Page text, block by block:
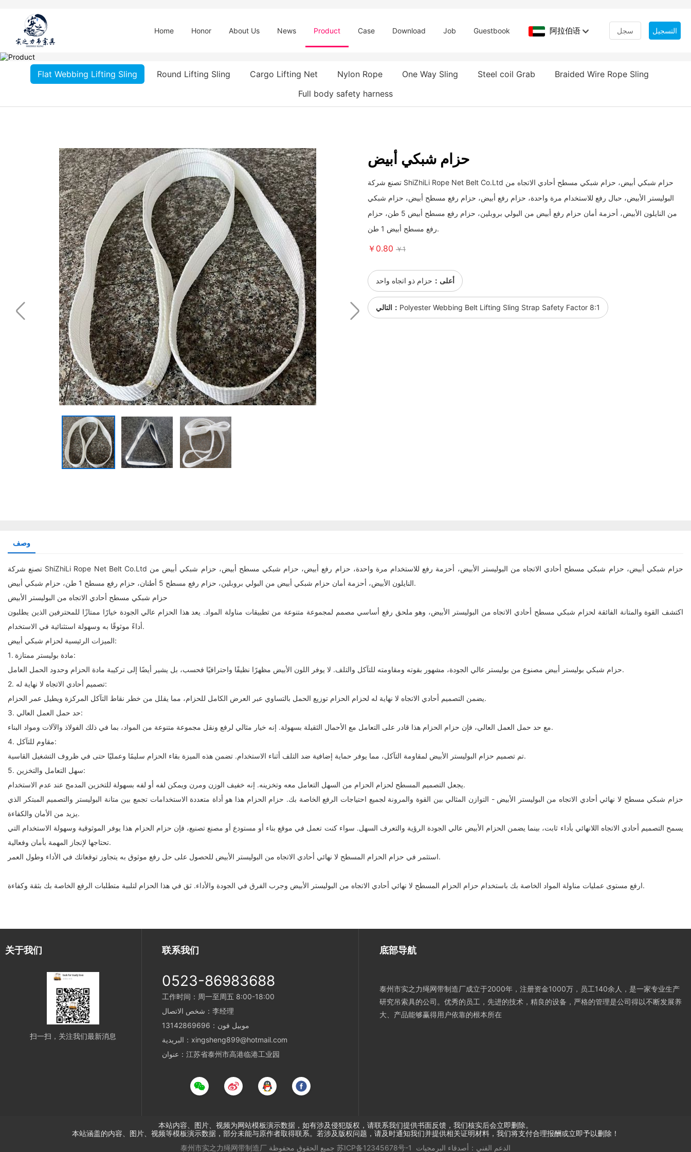
سجل التسجيل 阿拉伯语
Home Honor About Us News Product Case Download Job Guestbook
Flat Webbing Lifting Sling Round Lifting Sling Cargo Lifting Net Nylon Rope One Way Sling Steel coil Grab
Braided Wire Rope Sling
Full body safety harness
حزام شبكي أبيض
تصنع شركة ShiZhiLi Rope Net Belt Co.Ltd حزام شبكي أبيض، حزام شبكي مسطح أحادي الاتجاه من
البوليستر الأبيض، حبال رفع للاستخدام مرة واحدة، حزام رفع أبيض، حزام رفع مسطح أبيض، حزام شبكي
من النايلون الأبيض، أحزمة أمان حزام رفع أبيض من البولي بروبلين، حزام رفع مسطح أبيض 5 طن، حزام
رفع مسطح أبيض 1 طن.
￥0.80 ￥1
أعلى： حزام ذو اتجاه واحد
التالي： Polyester Webbing Belt Lifting Sling Strap Safety Factor 8:1
وصف
تصنع شركة ShiZhiLi Rope Net Belt Co.Ltd حزام شبكي أبيض، حزام شبكي مسطح أحادي الاتجاه من البوليستر الأبيض، أحزمة رفع للاستخدام مرة واحدة، حزام رفع أبيض، حزام شبكي مسطح أبيض، حزام شبكي أبيض من
النايلون الأبيض، أحزمة أمان حزام شبكي أبيض من البولي بروبلين، حزام رفع مسطح 5 أطنان، حزام رفع مسطح 1 طن، حزام شبكي أبيض.
حزام شبكي مسطح أحادي الاتجاه من البوليستر الأبيض
اكتشف القوة والمتانة الفائقة لحزام شبكي مسطح أحادي الاتجاه من البوليستر الأبيض، وهو ملحق رفع أساسي مصمم لمجموعة متنوعة من تطبيقات مناولة المواد. يعد هذا الحزام عالي الجودة خيارًا ممتازًا للمحترفين الذين يطلبون
أداءً موثوقًا به وسهولة استثنائية في الاستخدام.
الميزات الرئيسية لحزام شبكي أبيض:
1. مادة بوليستر ممتازة:
حزام شبكي بوليستر أبيض مصنوع من بوليستر عالي الجودة، مشهور بقوته ومقاومته للتآكل والتلف. لا يوفر اللون الأبيض مظهرًا نظيفًا واحترافيًا فحسب، بل يشير أيضًا إلى تركيبة مادة الحزام وحدود الحمل العامل.
2. تصميم أحادي الاتجاه لا نهاية له:
يضمن التصميم أحادي الاتجاه لا نهاية له لحزام الحزام توزيع الحمل بالتساوي عبر العرض الكامل للحزام، مما يقلل من خطر نقاط التآكل المركزة ويطيل عمر الحزام.
3. حد حمل العمل العالي:
مع حد حمل العمل العالي، فإن حزام الحزام هذا قادر على التعامل مع الأحمال الثقيلة بسهولة. إنه خيار مثالي لرفع ونقل مجموعة متنوعة من المواد، بما في ذلك الفولاذ والآلات ومواد البناء.
4. مقاوم للتآكل:
تم تصميم حزام البوليستر الأبيض لمقاومة التآكل، مما يوفر حماية إضافية ضد التلف أثناء الاستخدام. تضمن هذه الميزة بقاء الحزام سليمًا وعمليًا حتى في ظروف التشغيل القاسية.
5. سهل التعامل والتخزين:
يجعل التصميم المسطح لحزام الحزام من السهل التعامل معه وتخزينه. إنه خفيف الوزن ومرن ويمكن لفه أو لفه بسهولة للتخزين المدمج عند عدم الاستخدام.
حزام شبكي مسطح لا نهائي أحادي الاتجاه من البوليستر الأبيض - التوازن المثالي بين القوة والمرونة لجميع احتياجات الرفع الخاصة بك. حزام الحزام هذا هو أداة متعددة الاستخدامات تجمع بين متانة البوليستر والتصميم المبتكر الذي
يزيد من الأمان والكفاءة.
يسمح التصميم أحادي الاتجاه اللانهائي بأداء ثابت، بينما يضمن الحزام الأبيض عالي الجودة الرؤية والتعرف السهل. سواء كنت تعمل في موقع بناء أو مستودع أو مصنع تصنيع، فإن حزام الحزام هذا يوفر الموثوقية وسهولة الاستخدام التي
تحتاجها لإنجاز المهمة بأمان وفعالية.
استثمر في حزام الحزام المسطح لا نهائي أحادي الاتجاه من البوليستر الأبيض للحصول على حل رفع موثوق به يتجاوز توقعاتك في الأداء وطول العمر.
ارفع مستوى عمليات مناولة المواد الخاصة بك باستخدام حزام الحزام المسطح لا نهائي أحادي الاتجاه من البوليستر الأبيض وجرب الفرق في الجودة والأداء. ثق في هذا الحزام لتلبية متطلبات الرفع الخاصة بك بثقة وكفاءة.
关于我们
扫一扫，关注我们最新消息
联系我们
0523-86983688
工作时间：周一至周五 8:00-18:00
شخص الاتصال：李经理
موبيل فون：13142869696
البريدية：xingsheng899@hotmail.com
عنوان：江苏省泰州市高港临港工业园
底部导航
泰州市实之力绳网带制造厂成立于2000年，注册资金1000万，员工140余人，是一家专业生产
研究吊索具的公司。优秀的员工，先进的技术，精良的设备，严格的管理是公司得以不断发展养
大、产品能够赢得用户依靠的根本所在
本站内容、图片、视频为网站模板演示数据，如有涉及侵犯版权，请联系我们提供书面反馈，我们核实后会立即删除。
本站涵盖的内容、图片、视频等模板演示数据，部分未能与原作者取得联系。若涉及版权问题，请及时通知我们并提供相关证明材料，我们将支付合理报酬或立即予以删除！
泰州市实之力绳网带制造厂
苏ICP备12345678号-1 الدعم الفني： أصدقاء البرمجيات